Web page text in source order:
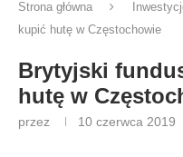
Strona główna
kupić hutę w Częstochowie
Brytyjski
hutę w
przez 10 czerwca 2019